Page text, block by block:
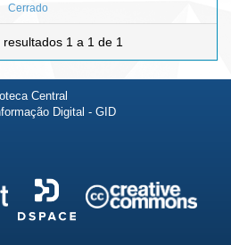
Cerrado
1 a 1 de 1
Central
Digital - GID